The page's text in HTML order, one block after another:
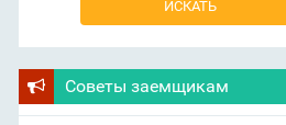
Советы заемщикам